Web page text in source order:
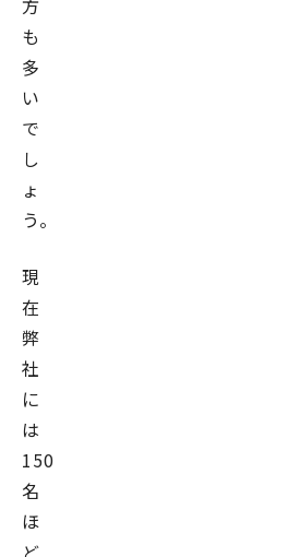
方
も
多
い
で
し
ょ
う。
現
在
弊
社
に
は
150
名
ほ